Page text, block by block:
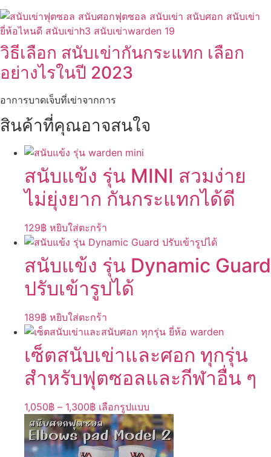
วิธีเลือก สนับเข่ากันกระแทก เลือก
อย่างไรในปี 2023
อาการบาดเจ็บที่เข่าจากการ
สินค้าที่คุณอาจสนใจ
สนับแข้ง รุ่น MINI สวมง่าย
ไม่ยุ่งยาก กันกระแทกได้ดี
129฿ หยิบใส่ตะกร้า
สนับแข้ง รุ่น Dynamic Guard
ปรับเข้ารูปได้
189฿ หยิบใส่ตะกร้า
เซ็ตสนับเข่าและศอก ทุกรุ่น
สำหรับฟุตซอลและกีฬาอื่น ๆ
1,050฿ – 1,300฿Price
range:
1,050฿
through
เลือกรูปแบบ
product
has
multiple